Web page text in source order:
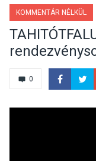
KOMMENTÁR NÉLKÜL
0